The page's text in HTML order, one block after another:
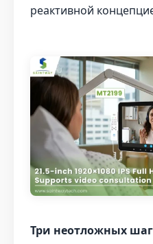
реактивной
Три неотложных